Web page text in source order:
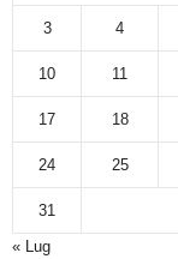
3 4
10 11
17 18
24 25
31
« Lug